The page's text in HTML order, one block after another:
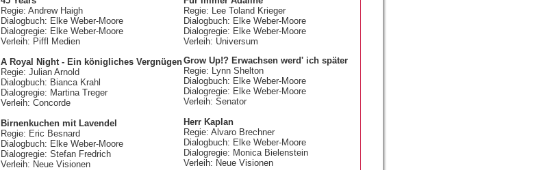
Regie: Andrew Haigh
Dialogbuch: Elke Weber-Moore
Dialogregie: Elke Weber-Moore
Verleih: Piffl Medien
A Royal Night - Ein königliches Vergnügen
Regie: Julian Arnold
Dialogbuch: Bianca Krahl
Dialogregie: Martina Treger
Verleih: Concorde
Birnenkuchen mit Lavendel
Regie: Eric Besnard
Dialogbuch: Elke Weber-Moore
Dialogregie: Stefan Fredrich
Verleih: Neue Visionen
Regie: Lee Toland Krieger
Dialogbuch: Elke Weber-Moore
Dialogregie: Elke Weber-Moore
Verleih: Universum
Grow Up!? Erwachsen werd' ich später
Regie: Lynn Shelton
Dialogbuch: Elke Weber-Moore
Dialogregie: Elke Weber-Moore
Verleih: Senator
Herr Kaplan
Regie: Alvaro Brechner
Dialogbuch: Elke Weber-Moore
Dialogregie: Monica Bielenstein
Verleih: Neue Visionen